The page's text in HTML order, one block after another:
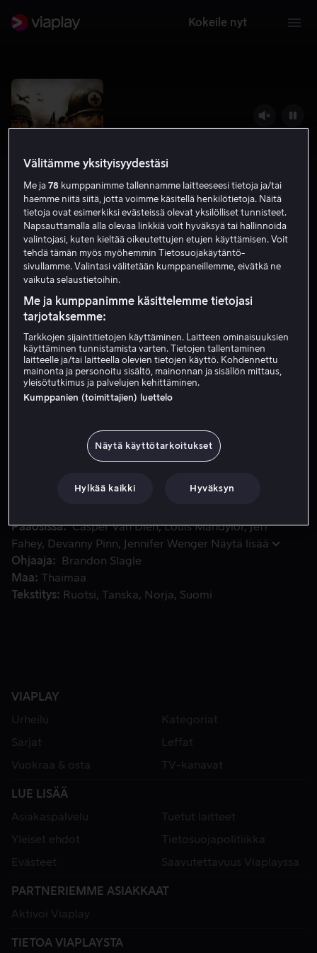
Kokeile nyt
Battle For Saipan
3.8 Toiminta
HD
Vuokraa 3,99 €
Osta 10,99 €
Katso traileri
Joukko lääkintähenkilökuntaa joutuu sinnikkään kirurgin
Joukko lääkintähenkilökuntaa joutuu sinnikkään kirurgin
hyökkäykseltä toisen maailmansodan aikana.
Pääosissa Casper Van Dien Louis Mandylor Jeff
Fahey
Devanny Pinn Jennifer Wenger Näytä lisää
Ohjaaja
Brandon Slagle
Maa
Thaimaa
Tekstitys
Ruotsi Tanska Norja Suomi
VIAPLAY
Urheilu
Kategoriat
Sarjat
Leffat
Vuokraa & osta
TV-kanavat
LUE LISÄÄ
Asiakaspalvelu
Tuetut laitteet
Yleiset ehdot
Tietosuojapolitiikka
Evästeet
Saavutettavuus Viaplayssa
PARTNERIEMME ASIAKKAAT
Aktivoi Viaplay
TIETOA VIAPLAYSTA
Välitämme yksityisyydestäsi
Me ja78 kumppanimme tallennamme laitteeseesi tietoja ja/tai
haemme niitä siitä, jotta voimme käsitellä henkilötietoja. Näitä
tietoja ovat esimerkiksi evästeissä olevat yksilölliset tunnisteet.
Napsauttamalla alla olevaa linkkiä voit hyväksyä tai hallinnoida
valintojasi, kuten kieltää oikeutettujen etujen käyttämisen. Voit
tehdä tämän myös myöhemmin Tietosuojakäytäntö-
sivullamme. Valintasi välitetään kumppaneillemme, eivätkä ne
vaikuta selaustietoihin.
Me ja kumppanimme käsittelemme tietojasi
tarjotaksemme:
Tarkkojen sijaintitietojen käyttäminen. Laitteen ominaisuuksien
käyttäminen tunnistamista varten. Tietojen tallentaminen
laitteelle ja/tai laitteella olevien tietojen käyttö. Kohdennettu
mainonta ja personoitu sisältö, mainonnan ja sisällön mittaus,
yleisötutkimus ja palvelujen kehittäminen.
Kumppanien (toimittajien) luettelo
Näytä käyttötarkoitukset
Hylkää kaikki Hyväksyn